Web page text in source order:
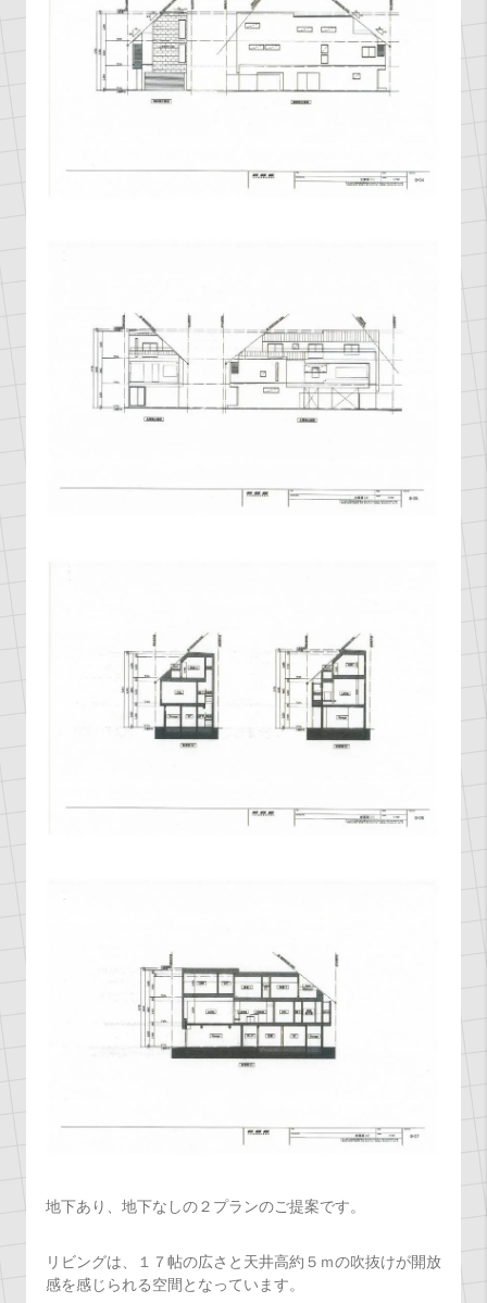
地下あり、地下なしの２プランのご提案です。
リビングは、１７帖の広さと天井高約５ｍの吹抜けが開放
感を感じられる空間となっています。